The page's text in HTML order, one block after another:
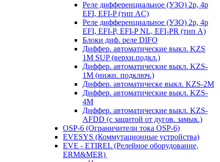
Реле дифференциальное (УЗО) 2р, 4р
EFI, EFI-P (тип AС)
Реле дифференциальное (УЗО) 2р, 4р
EFI, EFI-P, EFI-P NL, EFI-PR (тип A)
Блоки диф. реле DIFO
Диффер. автоматические выкл. KZS
1M SUP (верхн.подкл.)
Диффер. автоматические выкл. KZS-
1M (нижн. подключ.)
Диффер. автоматическе выкл. KZS-2M
Диффер. автоматические выкл. KZS-
4M
Диффер. автоматические выкл. KZS-
AFDD (с защитой от дугов. замык.)
OSP-6 (Ограничители тока OSP-6)
EVESYS (Коммутационные устройства)
EVE - ETIREL (Релейное оборудование,
ERM&MER)